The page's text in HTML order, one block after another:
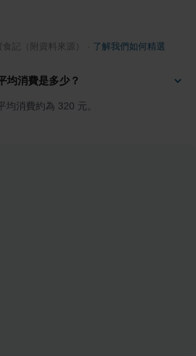
記（附資料來源） 了解我們如何精選
均消費是多少？
均消費約為 320 元。